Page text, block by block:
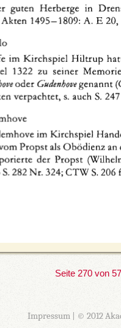
Seite 270 von
Impressum| © 2012